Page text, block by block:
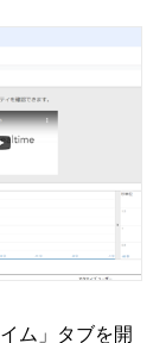
ム」タブを開